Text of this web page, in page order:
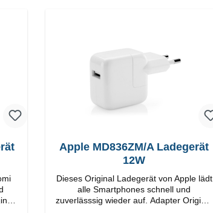
Apple MD836ZM/A Ladegerät
12W
Dieses Original Ladegerät von Apple lädt
alle Smartphones schnell und
zuverlässsig wieder auf. Adapter Original